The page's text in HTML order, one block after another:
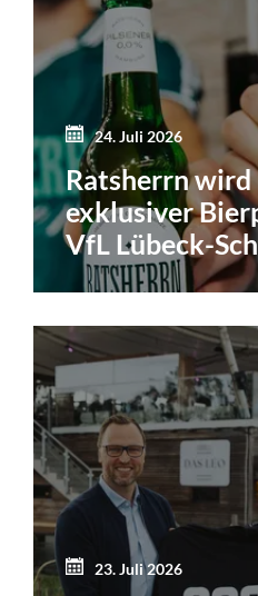
24. Juli 2026
Ratsherrn wird
exklusiver
VfL Lübeck-
23. Juli 2026